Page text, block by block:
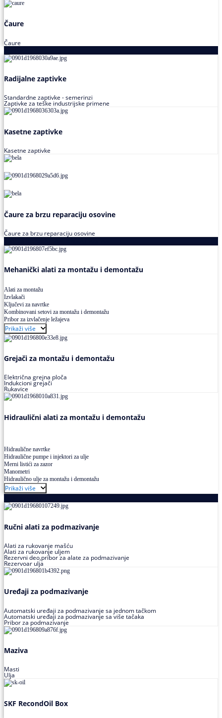
Čaure
Čaure
Radijalne zaptivke
Standardne zaptivke - semerinzi
Zaptivke za teške industrijske primene
Kasetne zaptivke
Kasetne zaptivke
Čaure za brzu reparaciju osovine
Čaure za brzu reparaciju osovine
Mehanički alati za montažu i demontažu
Alati za montažu
Izvlakači
Ključevi za navrtke
Kombinovani setovi za montažu i demontažu
Pribor za izvlačenje ležajeva
Prikaži više
Grejači za montažu i demontažu
Električna grejna ploča
Indukcioni grejači
Rukavice
Hidraulični alati za montažu i demontažu
Hidraulične navrtke
Hidraulične pumpe i injektori za ulje
Merni listići za zazor
Manometri
Hidraulično ulje za montažu i demontažu
Prikaži više
Ručni alati za podmazivanje
Alati za rukovanje mašću
Alati za rukovanje uljem
Rezervni deo,pribor za alate za podmazivanje
Rezervoar ulja
Uređaji za podmazivanje
Automatski uređaji za podmazivanje sa jednom tačkom
Automatski uređaji za podmazivanje sa više tačaka
Pribor za podmazivanje
Maziva
Masti
Ulja
SKF RecondOil Box